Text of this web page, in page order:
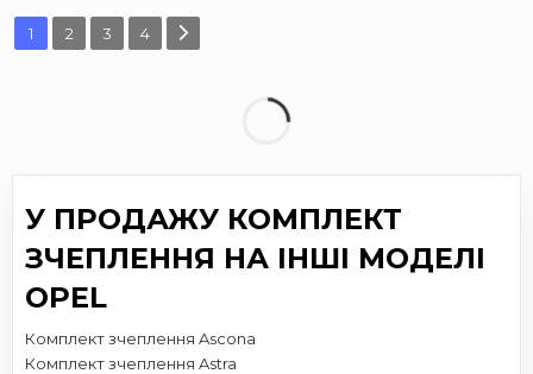
1 2 3 4
У ПРОДАЖУ КОМПЛЕКТ
ЗЧЕПЛЕННЯ НА ІНШІ МОДЕЛІ
OPEL
Комплект зчеплення Ascona
Комплект зчеплення Astra